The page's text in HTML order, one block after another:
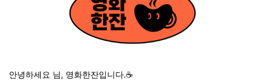
안녕하세요 님, 영화한잔입니다.☕